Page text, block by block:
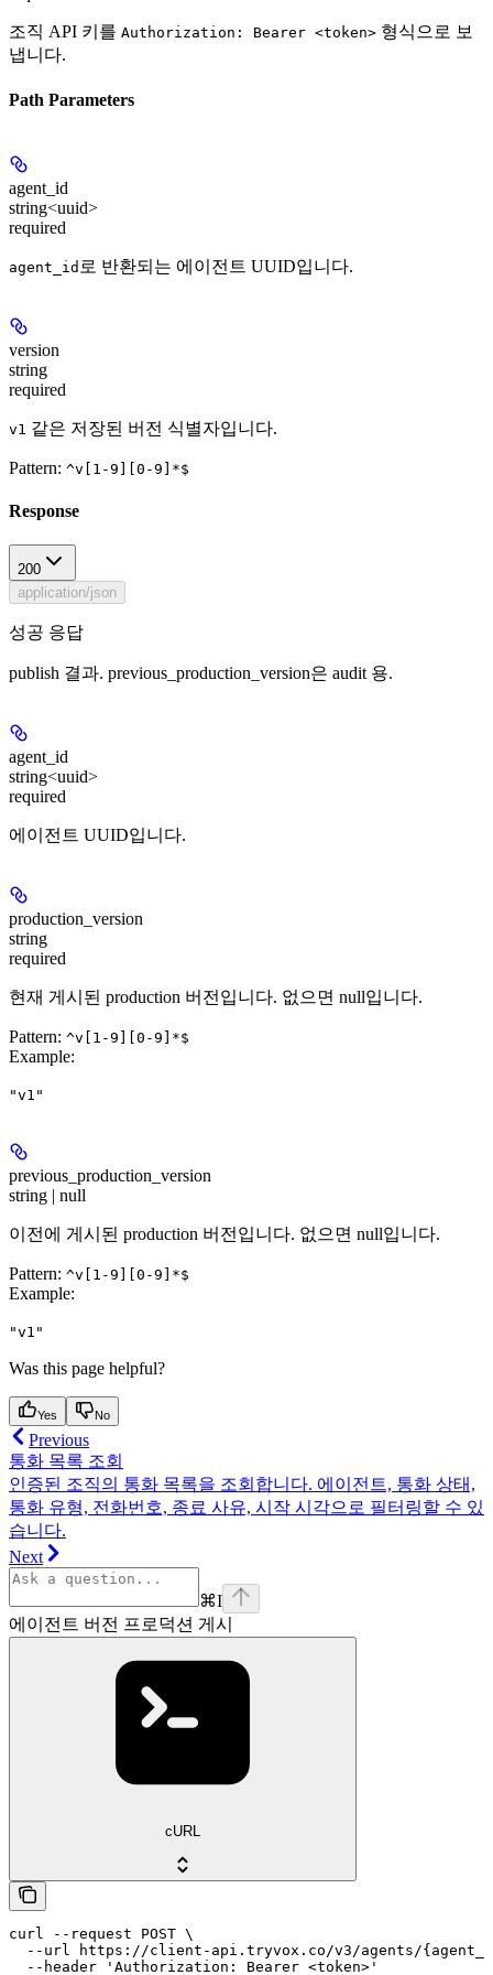
조직 API 키를 Authorization: Bearer <token> 형식으로 보
냅니다.
Path Parameters
agent_id
string<uuid>
required
agent_id 로 반환되는 에이전트 UUID입니다.
version
string
required
v1 같은 저장된 버전 식별자입니다.
Pattern: ^v[1-9][0-9]*$
Response
200
application/json
성공 응답
publish 결과. previous_production_version은 audit 용.
agent_id
string<uuid>
required
에이전트 UUID입니다.
production_version
string
required
현재 게시된 production 버전입니다. 없으면 null입니다.
Pattern: ^v[1-9][0-9]*$
Example:
"v1"
previous_production_version
string | null
이전에 게시된 production 버전입니다. 없으면 null입니다.
Pattern: ^v[1-9][0-9]*$
Example:
"v1"
Was this page helpful?
Yes No
Previous
통화 목록 조회
인증된 조직의 통화 목록을 조회합니다. 에이전트, 통화 상태,
통화 유형, 전화번호, 종료 사유, 시작 시각으로 필터링할 수 있
습니다.
Next
⌘I
에이전트 버전 프로덕션 게시
cURL
curl --request POST \
--url https://client-api.tryvox.co/v3/agents/
  --header 'Authorization: Bearer <token>'